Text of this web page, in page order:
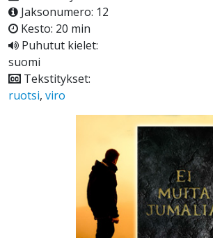
Jaksonumero: 12
Kesto: 20 min
Puhutut kielet:
suomi
Tekstitykset:
ruotsi, viro